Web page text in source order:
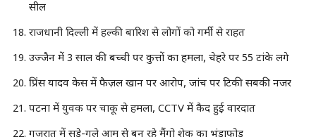
सील
राजधानी दिल्ली में हल्की बारिश से लोगों को गर्मी से राहत
उज्जैन में 3 साल की बच्ची पर कुत्तों का हमला, चेहरे पर 55 टांके लगे
प्रिंस यादव केस में फैज़ल खान पर आरोप, जांच पर टिकी सबकी नजर
पटना में युवक पर चाकू से हमला, CCTV में कैद हुई वारदात